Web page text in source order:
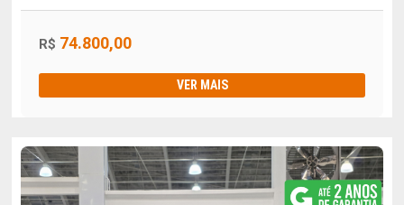
R$ 74.800,00
VER MAIS